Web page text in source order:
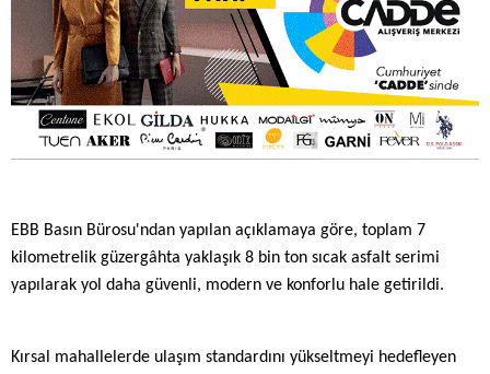
EBB Basın Bürosu'ndan yapılan açıklamaya göre, toplam 7
kilometrelik güzergâhta yaklaşık 8 bin ton sıcak asfalt serimi
yapılarak yol daha güvenli, modern ve konforlu hale getirildi.
Kırsal mahallelerde ulaşım standardını yükseltmeyi hedefleyen